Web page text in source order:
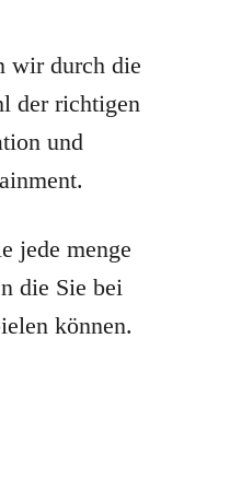
wir durch die
der richtigen
und
jede menge
die Sie bei
können.